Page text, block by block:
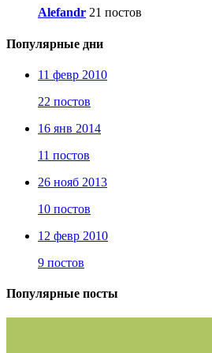
Alefandr 21 постов
Популярные дни
11 февр 2010
22 постов
16 янв 2014
11 постов
26 нояб 2013
10 постов
12 февр 2010
9 постов
Популярные посты